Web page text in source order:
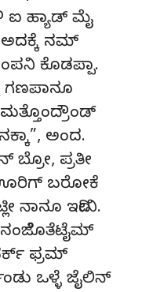
ಐ ಹ್ಯಾಡ್ ಮೈ
ಅದಕ್ಕೆ ನಮ್
ಕೊಡಪ್ಪಾ.
ಗಣಪಾನೂ
ಅಂದ.
ಪ್ರತೀ
ಊರಿಗ್ ಬರೋಕೆ
ನಾನೂ ಇದೀನಿ.
ನಂಜೆೊತೆಟೈಮ್
ಫ್ರಮ್
ಒಳ್ಳೆ ಜೈಲಿನ್